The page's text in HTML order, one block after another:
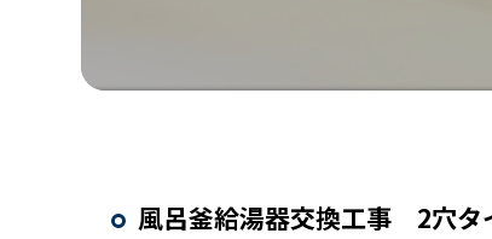
風呂釜給湯器交換工事 2穴